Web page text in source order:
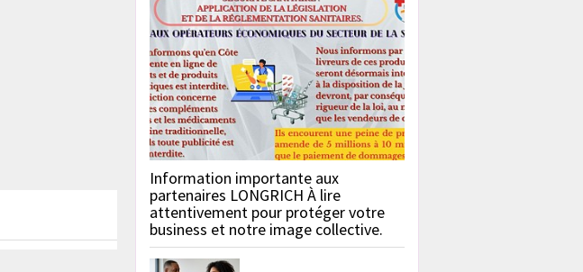
Information importante aux
partenaires LONGRICH À lire
attentivement pour protéger votre
business et notre image collective.